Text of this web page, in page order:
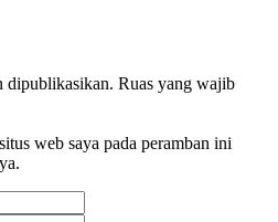
dipublikasikan. Ruas yang wajib
web saya pada peramban ini